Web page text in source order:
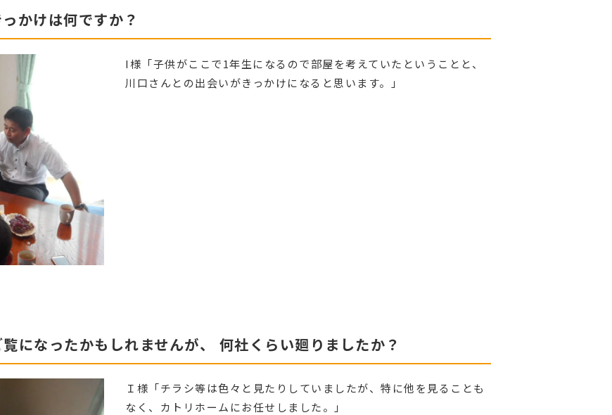
かけは何ですか？
I様「子供がここで1年生になるので部屋を考えていたということと、
川口さんとの出会いがきっかけになると思います。」
になったかもしれませんが、 何社くらい廻りましたか？
Ｉ様「チラシ等は色々と見たりしていましたが、特に他を見ることも
なく、カトリホームにお任せしました。」